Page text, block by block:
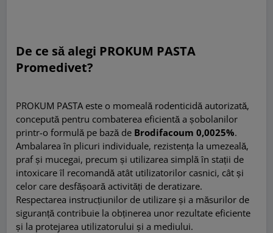
De ce să alegi PROKUM PASTA
Promedivet?
PROKUM PASTA este o momeală rodenticidă autorizată,
concepută pentru combaterea eficientă a șobolanilor
printr-o formulă pe bază de Brodifacoum 0,0025%.
Ambalarea în plicuri individuale, rezistența la umezeală,
praf și mucegai, precum și utilizarea simplă în stații de
intoxicare îl recomandă atât utilizatorilor casnici, cât și
celor care desfășoară activități de deratizare.
Respectarea instrucțiunilor de utilizare și a măsurilor de
siguranță contribuie la obținerea unor rezultate eficiente
și la protejarea utilizatorului și a mediului.